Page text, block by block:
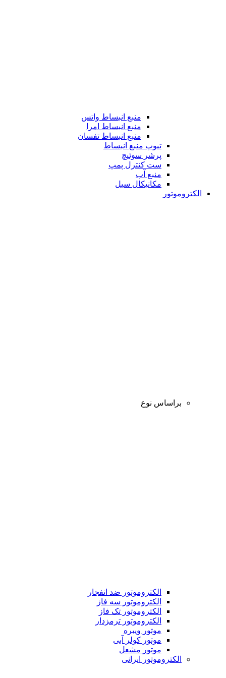
منبع انبساط واتس
منبع انبساط امرا
منبع انبساط تفسان
تیوپ منبع انبساط
پرشر سوئیچ
ست کنترل پمپ
منبع آب
مکانیکال سیل
الکتروموتور
براساس نوع
الکتروموتور ضد انفجار
الکتروموتور سه فاز
الکتروموتور تک فاز
الکتروموتور ترمزدار
موتور ویبره
موتور کولر آبی
موتور مشعل
الکتروموتور ایرانی